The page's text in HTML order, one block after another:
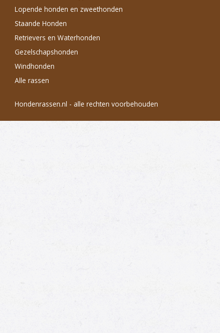
Lopende honden en zweethonden
Staande Honden
Retrievers en Waterhonden
Gezelschapshonden
Windhonden
Alle rassen
Hondenrassen.nl - alle rechten voorbehouden